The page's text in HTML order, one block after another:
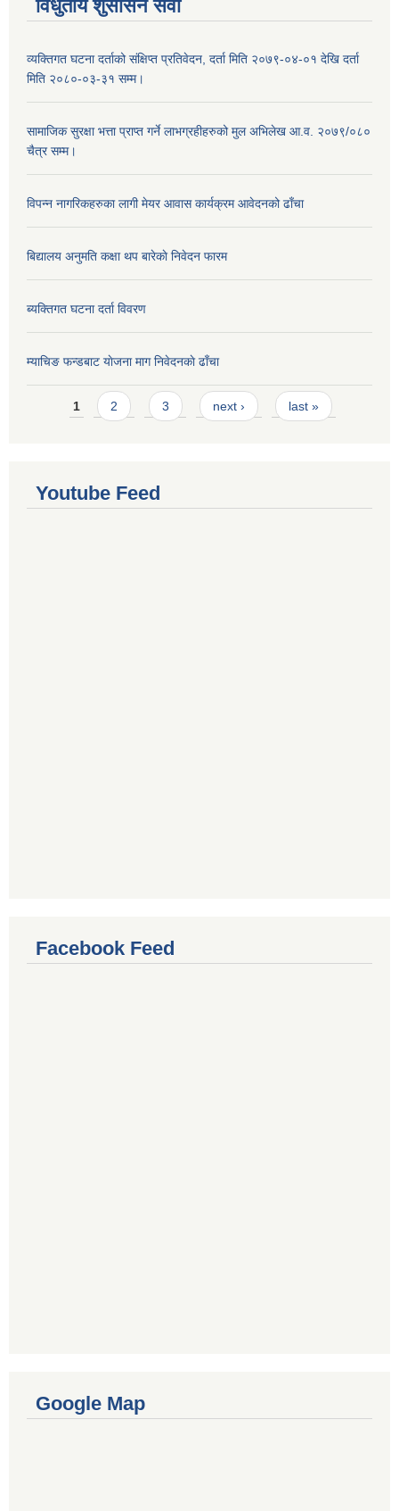
विधुतीय शुसासन सेवा
व्यक्तिगत घटना दर्ताको संक्षिप्त प्रतिवेदन, दर्ता मिति २०७९-०४-०१ देखि दर्ता
मिति २०८०-०३-३१ सम्म।
सामाजिक सुरक्षा भत्ता प्राप्त गर्ने लाभग्रहीहरुको मुल अभिलेख आ.व. २०७९/०८०
चैत्र सम्म।
विपन्न नागरिकहरुका लागी मेयर आवास कार्यक्रम आवेदनको ढाँचा
बिद्यालय अनुमति कक्षा थप बारेकाे निवेदन फारम
ब्यक्तिगत घटना दर्ता विवरण
म्याचिङ फन्डबाट याेजना माग निवेदनकाे ढाँचा
Pages
1 2 3 next › last »
Youtube Feed
Facebook Feed
Google Map